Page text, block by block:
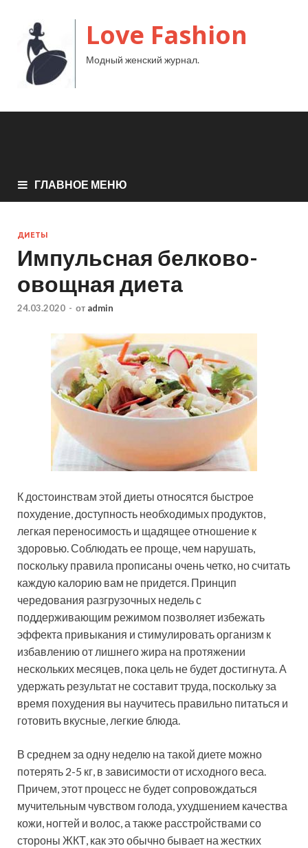
Love Fashion
Модный женский журнал.
ГЛАВНОЕ МЕНЮ
ДИЕТЫ
Импульсная белково-
овощная диета
24.03.2020 - от admin
К достоинствам этой диеты относятся быстрое
похудение, доступность необходимых продуктов,
легкая переносимость и щадящее отношение к
здоровью. Соблюдать ее проще, чем нарушать,
поскольку правила прописаны очень четко, но считать
каждую калорию вам не придется. Принцип
чередования разгрузочных недель с
поддерживающим режимом позволяет избежать
эффекта привыкания и стимулировать организм к
избавлению от лишнего жира на протяжении
нескольких месяцев, пока цель не будет достигнута. А
удержать результат не составит труда, поскольку за
время похудения вы научитесь правильно питаться и
готовить вкусные, легкие блюда.
В среднем за одну неделю на такой диете можно
потерять 2-5 кг, в зависимости от исходного веса.
Причем, этот процесс не будет сопровождаться
мучительным чувством голода, ухудшением качества
кожи, ногтей и волос, а также расстройствами со
стороны ЖКТ, как это обычно бывает на жестких